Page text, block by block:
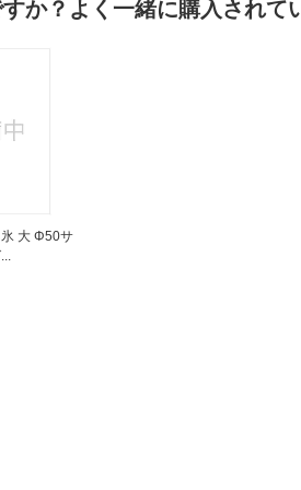
か？よく一緒に購入されて
大 Φ50サ